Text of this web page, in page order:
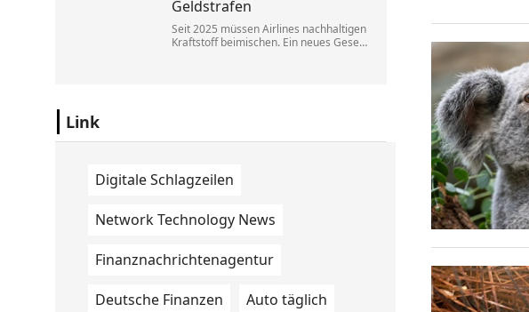
Geldstrafen
Seit 2025 müssen Airlines nachhaltigen
Kraftstoff beimischen. Ein neues Gesetz
Link
Digitale Schlagzeilen
Network Technology News
Finanznachrichtenagentur
Deutsche Finanzen Auto täglich